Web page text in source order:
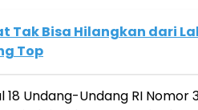
Tak Bisa Hilangkan dari
Top
18 Undang-Undang RI Nomor